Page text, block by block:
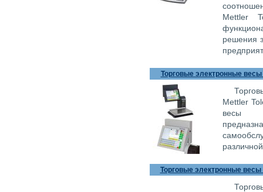
Mettler
решения
Торговые электронные весы
Mettler
весы
Торговые электронные весы